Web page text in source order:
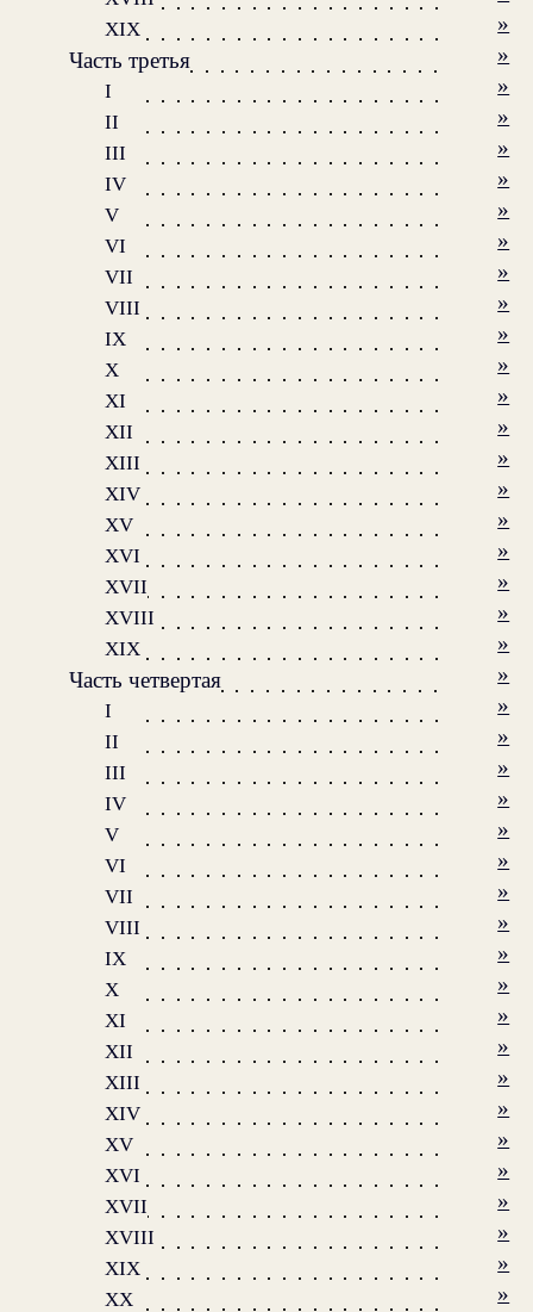
XIX
»
Часть третья
»
I »
II »
III »
IV »
V »
VI »
VII »
VIII »
IX »
X »
XI »
XII »
XIII »
XIV »
XV »
XVI »
XVII »
XVIII »
XIX
»
Часть четвертая
»
I »
II »
III »
IV »
V »
VI »
VII »
VIII »
IX »
X »
XI »
XII »
XIII »
XIV »
XV »
XVI »
XVII »
XVIII »
XIX »
XX
»